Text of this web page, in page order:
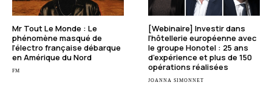
Mr Tout Le Monde : Le
phénomène masqué de
l’électro française débarque
en Amérique du Nord
FM
[Webinaire] Investir dans
l’hôtellerie européenne avec
le groupe Honotel : 25 ans
d’expérience et plus de 150
opérations réalisées
JOANNA SIMONNET